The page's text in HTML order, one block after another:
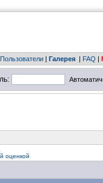
Пользователи | Галерея | FAQ |
оценкой